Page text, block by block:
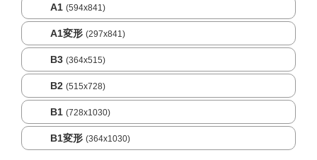
A1 (594x841)
A1変形 (297x841)
B3 (364x515)
B2 (515x728)
B1 (728x1030)
B1変形 (364x1030)